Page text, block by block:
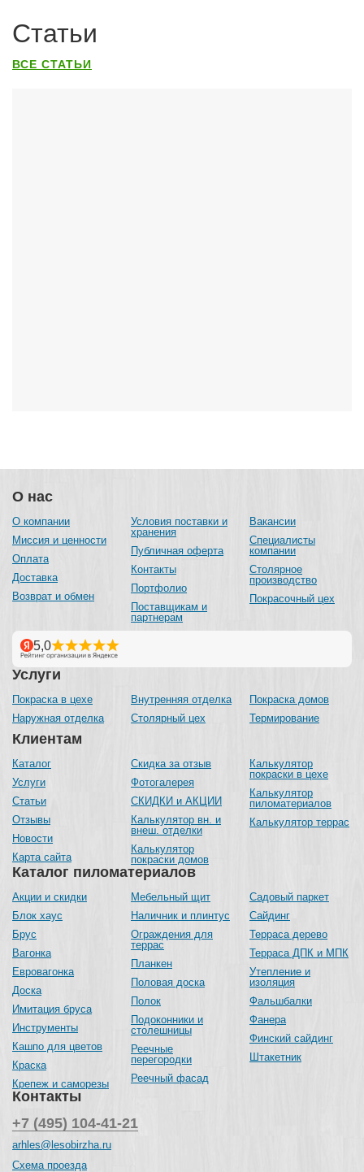
Статьи
ВСЕ СТАТЬИ
О нас
О компании
Миссия и ценности
Оплата
Доставка
Возврат и обмен
Условия поставки и
хранения
Публичная оферта
Контакты
Портфолио
Поставщикам и
партнерам
Вакансии
Специалисты
компании
Столярное
производство
Покрасочный цех
Каталог пиломатериалов
Акции и скидки
Блок хаус
Брус
Вагонка
Евровагонка
Доска
Имитация бруса
Инструменты
Кашпо для цветов
Краска
Крепеж и саморезы
Мебельный щит
Наличник и плинтус
Ограждения для
террас
Планкен
Половая доска
Полок
Подоконники и
столешницы
Реечные
перегородки
Реечный фасад
Садовый паркет
Сайдинг
Терраса дерево
Терраса ДПК и МПК
Утепление и
изоляция
Фальшбалки
Фанера
Финский сайдинг
Штакетник
Услуги
Покраска в цехе
Наружная отделка
Внутренняя отделка
Столярный цех
Покраска домов
Термирование
Клиентам
Каталог
Услуги
Статьи
Отзывы
Новости
Карта сайта
Скидка за отзыв
Фотогалерея
СКИДКИ и АКЦИИ
Калькулятор вн. и
внеш. отделки
Калькулятор
покраски домов
Калькулятор
покраски в цехе
Калькулятор
пиломатериалов
Калькулятор террас
Контакты
+7 (495) 104-41-21
arhles@lesobirzha.ru
Схема проезда